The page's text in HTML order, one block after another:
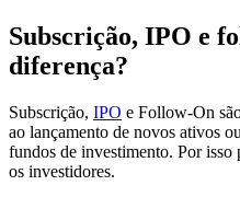
Subscrição, IPO e
diferença?
Subscrição, IPO e Follow-On
ao lançamento de novos ativos
fundos de investimento. Por isso
os investidores.